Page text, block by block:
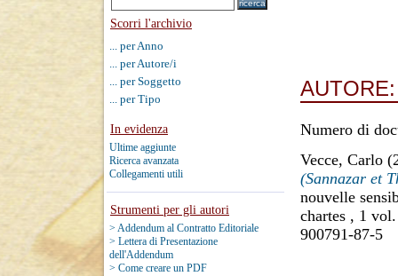
Scorri l'archivio
... per Anno
... per Autore/i
... per Soggetto
... per Tipo
In evidenza
Ultime aggiunte
Ricerca avanzata
Collegamenti utili
Strumenti per gli autori
> Addendum al Contratto Editoriale
> Lettera di Presentazione
dell'Addendum
> Come creare un PDF
Numero di
Vecce, Carlo
(Sannazar et
nouvelle
chartes , 1
900791-87-5